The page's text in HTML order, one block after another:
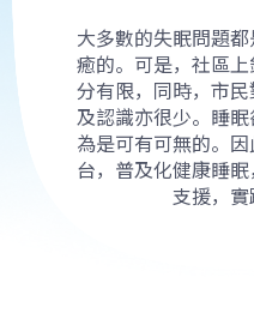
大多數的失眠問題
癒的。可是，社區
分有限，同時，市
及認識亦很少。睡
為是可有可無的。
台，普及化健康睡
支援，實